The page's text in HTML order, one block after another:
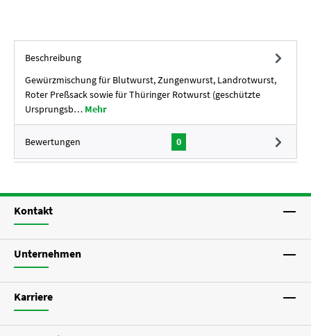
Beschreibung
Gewürzmischung für Blutwurst, Zungenwurst, Landrotwurst,
Roter Preßsack sowie für Thüringer Rotwurst (geschützte
Ursprungsb… Mehr
Bewertungen 0
Kontakt
Unternehmen
Karriere